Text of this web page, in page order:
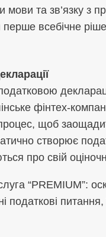
та зв’язку з
всебічне
фінтех-
щоб
створює
про свій
“PREMIUM”:
податкові